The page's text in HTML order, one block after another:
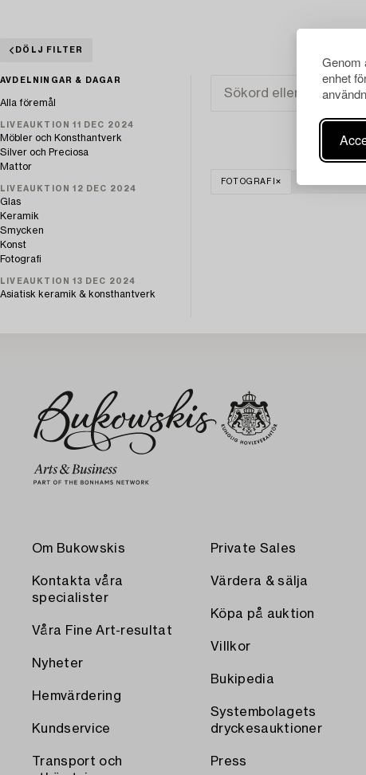
Genom
enhet
DÖLJ FILTER
AVDELNINGAR & DAGAR
Alla föremål
LIVEAUKTION 11 DEC 2024
Möbler och Konsthantverk
Silver och Preciosa
Mattor
LIVEAUKTION 12 DEC 2024
Glas
Keramik
Smycken
Konst
Fotografi
LIVEAUKTION 13 DEC 2024
Asiatisk keramik & konsthantverk
FOTOGRAFI
Om Bukowskis
Kontakta våra
specialister
Våra Fine Art-resultat
Nyheter
Hemvärdering
Kundservice
Transport och
Private Sales
Värdera & sälja
Köpa på auktion
Villkor
Bukipedia
Systembolagets
dryckesauktioner
Press